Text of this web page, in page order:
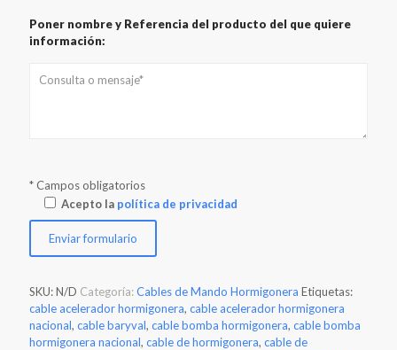
Poner nombre y Referencia del producto del que quiere
información:
* Campos obligatorios
Acepto la política de privacidad
SKU:N/D Categoría:Cables de Mando Hormigonera Etiquetas:
cable acelerador hormigonera, cable acelerador hormigonera
nacional, cable baryval, cable bomba hormigonera, cable bomba
hormigonera nacional, cable de hormigonera, cable de